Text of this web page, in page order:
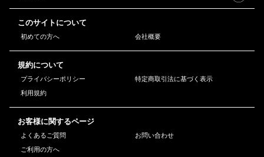
このサイトについて
初めての方へ 会社概要
規約について
プライバシーポリシー
特定商取引法に基づく表示
利用規約
お客様に関するページ
よくあるご質問
お問い合わせ
ご利用の方へ